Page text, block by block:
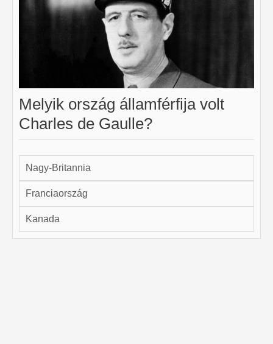
Melyik ország államférfija volt
Charles de Gaulle?
Nagy-Britannia
Franciaország
Kanada